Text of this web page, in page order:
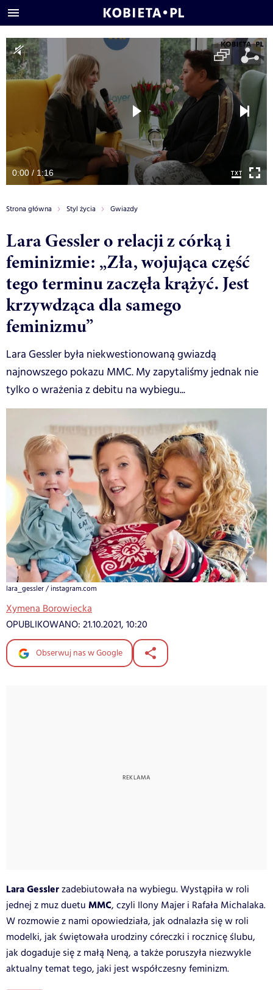
0:00 / 1:16
Strona główna Styl życia Gwiazdy
Lara Gessler o relacji z córką i
feminizmie: „Zła, wojująca część
tego terminu zaczęła krążyć. Jest
krzywdząca dla samego
feminizmu”
Lara Gessler była niekwestionowaną gwiazdą
najnowszego pokazu MMC. My zapytaliśmy jednak nie
tylko o wrażenia z debitu na wybiegu...
lara_gessler / instagram.com
Xymena Borowiecka
OPUBLIKOWANO: 21.10.2021, 10:20
Obserwuj nas w Google
Lara Gesslerzadebiutowała na wybiegu. Wystąpiła w roli
jednej z muz duetu MMC, czyli Ilony Majer i Rafała Michalaka.
W rozmowie z nami opowiedziała, jak odnalazła się w roli
modelki, jak świętowała urodziny córeczki i rocznicę ślubu,
jak dogaduje się z małą Neną, a także poruszyła niezwykle
aktualny temat tego, jaki jest współczesny feminizm.